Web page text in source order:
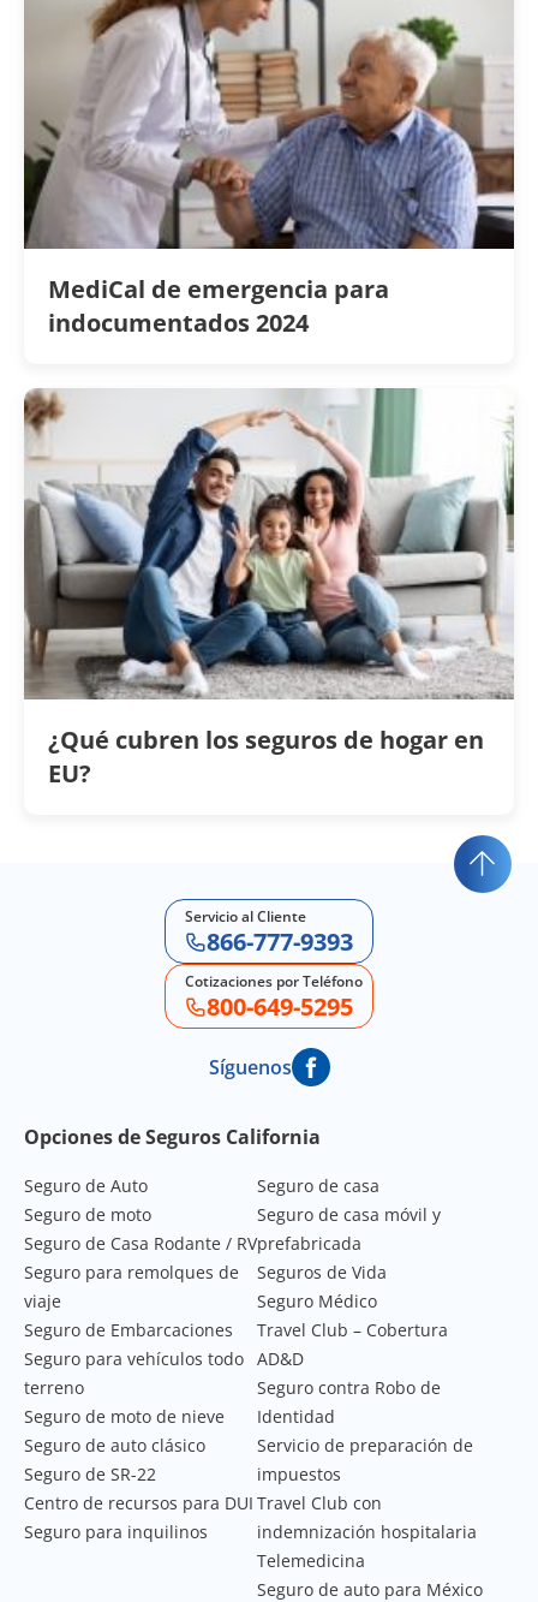
MediCal de emergencia para
indocumentados 2024
¿Qué cubren los seguros de hogar en
EU?
Servicio al Cliente
866-777-9393
Cotizaciones por Teléfono
800-649-5295
Síguenos
Footer Navigation
Opciones de Seguros California
Seguro de Auto
Seguro de moto
Seguro de Casa Rodante / RV
Seguro para remolques de
viaje
Seguro de Embarcaciones
Seguro para vehículos todo
terreno
Seguro de moto de nieve
Seguro de auto clásico
Seguro de SR-22
Centro de recursos para DUI
Seguro para inquilinos
Seguro de casa
Seguro de casa móvil y
prefabricada
Seguros de Vida
Seguro Médico
Travel Club – Cobertura
AD&D
Seguro contra Robo de
Identidad
Servicio de preparación de
impuestos
Travel Club con
indemnización hospitalaria
Telemedicina
Seguro de auto para México